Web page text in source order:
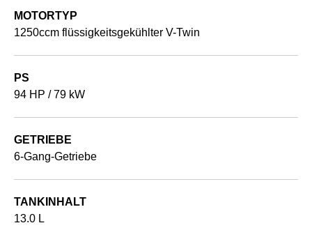
MOTORTYP
1250ccm flüssigkeitsgekühlter V-Twin
PS
94 HP / 79 kW
GETRIEBE
6-Gang-Getriebe
TANKINHALT
13.0 L